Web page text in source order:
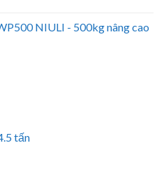
NIULI - 500kg nâng cao
tấn